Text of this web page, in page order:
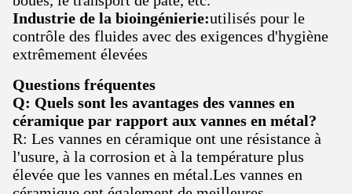
Industrie de la bioingénierie:utilisés pour le
contrôle des fluides avec des exigences d'hygiène
extrêmement élevées
Questions fréquentes
Q: Quels sont les avantages des vannes en
céramique par rapport aux vannes en métal?
R: Les vannes en céramique ont une résistance à
l'usure, à la corrosion et à la température plus
élevée que les vannes en métal.Les vannes en